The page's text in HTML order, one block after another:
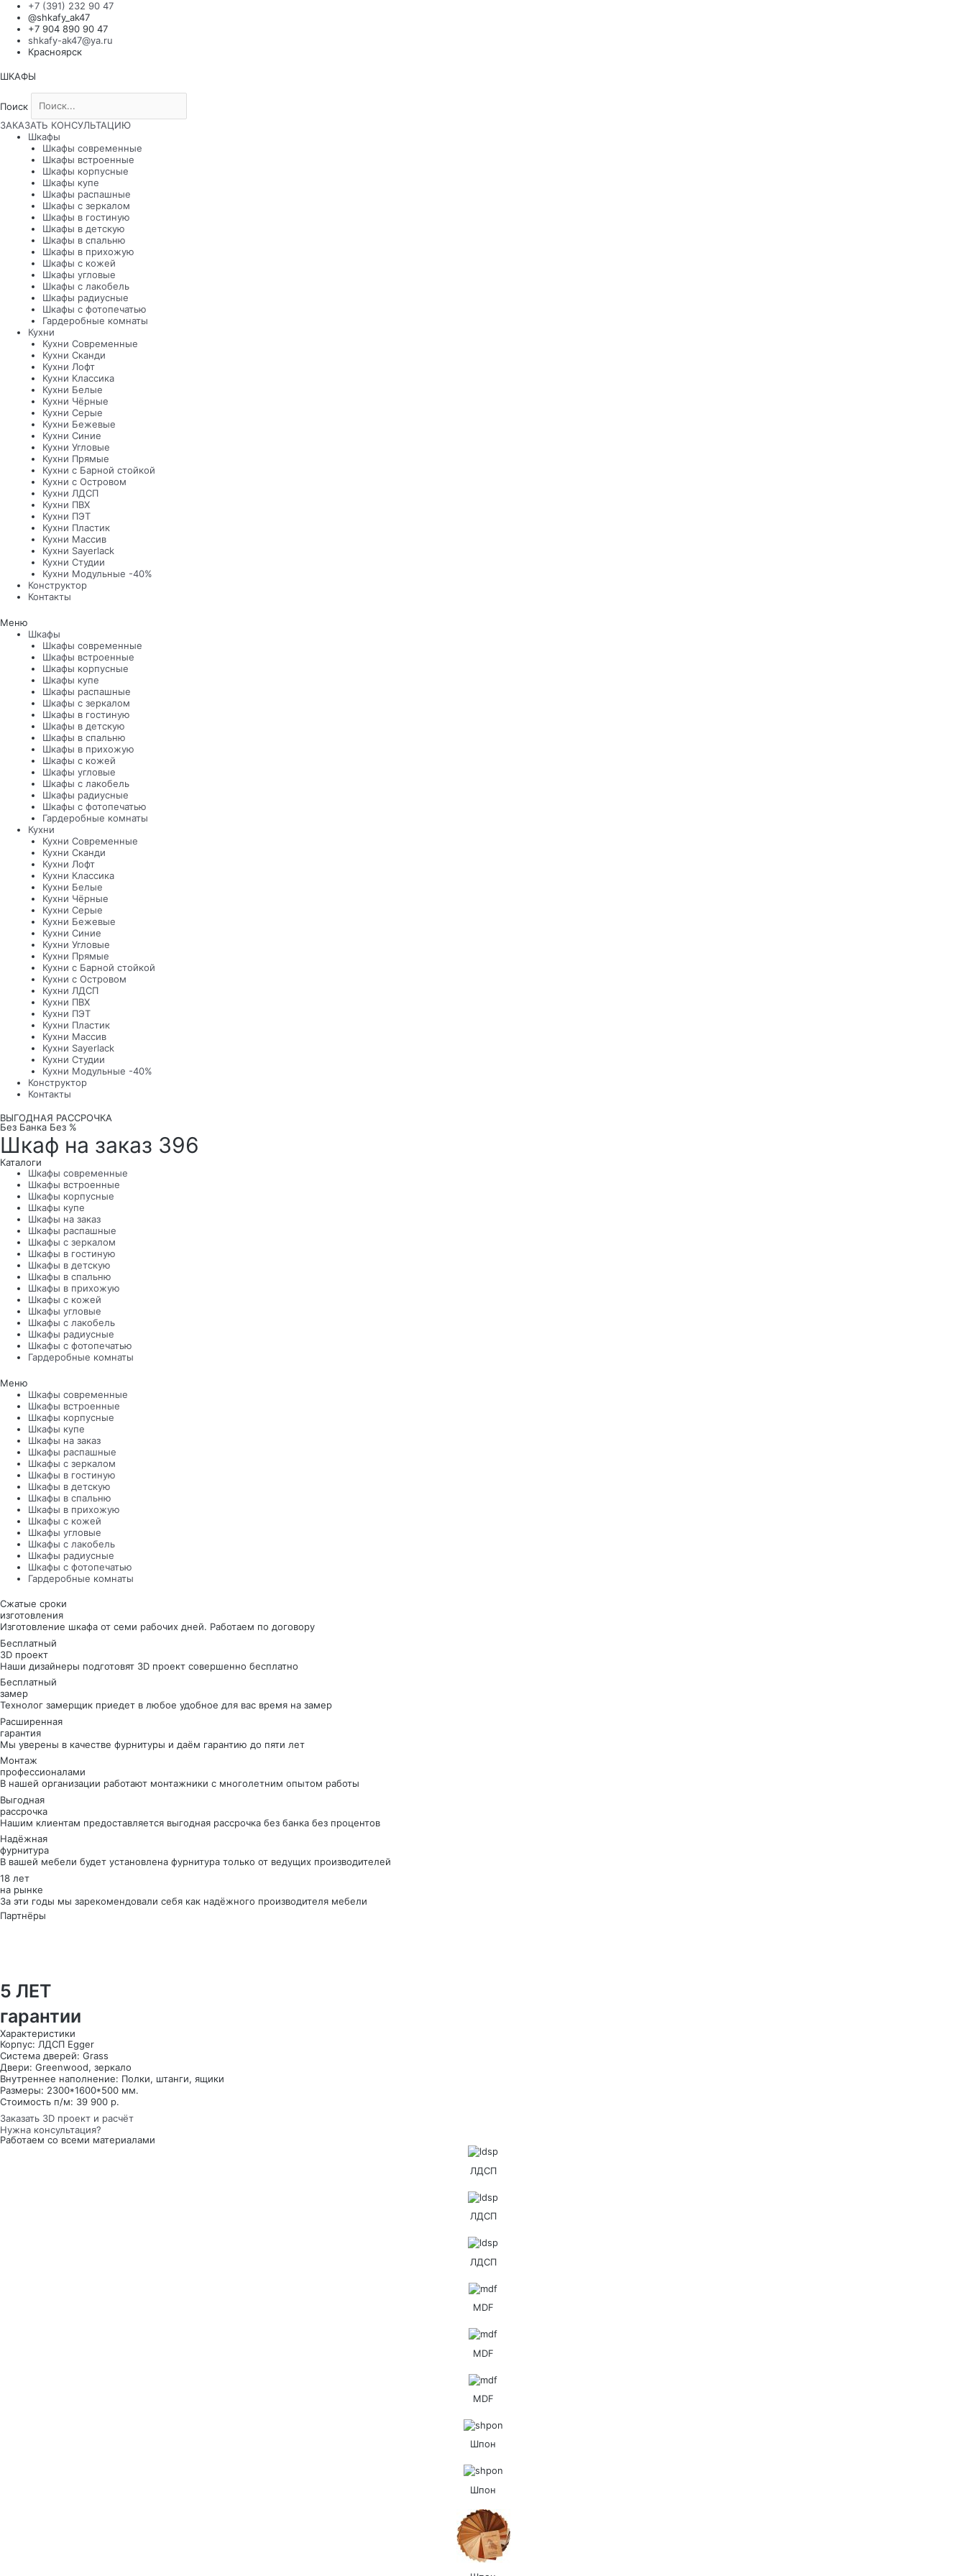
Перейти
содержимому
+7 (391) 232 90 47
@shkafy_ak47
+7 904 890 90 47
shkafy-ak47@ya.ru
Красноярск
ШКАФЫ
Поиск
ЗАКАЗАТЬ КОНСУЛЬТАЦИЮ
Шкафы
Шкафы современные
Шкафы встроенные
Шкафы корпусные
Шкафы купе
Шкафы распашные
Шкафы с зеркалом
Шкафы в гостиную
Шкафы в детскую
Шкафы в спальню
Шкафы в прихожую
Шкафы с кожей
Шкафы угловые
Шкафы с лакобель
Шкафы радиусные
Шкафы с фотопечатью
Гардеробные комнаты
Кухни
Кухни Современные
Кухни Сканди
Кухни Лофт
Кухни Классика
Кухни Белые
Кухни Чёрные
Кухни Серые
Кухни Бежевые
Кухни Синие
Кухни Угловые
Кухни Прямые
Кухни с Барной стойкой
Кухни с Островом
Кухни ЛДСП
Кухни ПВХ
Кухни ПЭТ
Кухни Пластик
Кухни Массив
Кухни Sayerlack
Кухни Студии
Кухни Модульные -40%
Конструктор
Контакты
Меню
Шкафы
Шкафы современные
Шкафы встроенные
Шкафы корпусные
Шкафы купе
Шкафы распашные
Шкафы с зеркалом
Шкафы в гостиную
Шкафы в детскую
Шкафы в спальню
Шкафы в прихожую
Шкафы с кожей
Шкафы угловые
Шкафы с лакобель
Шкафы радиусные
Шкафы с фотопечатью
Гардеробные комнаты
Кухни
Кухни Современные
Кухни Сканди
Кухни Лофт
Кухни Классика
Кухни Белые
Кухни Чёрные
Кухни Серые
Кухни Бежевые
Кухни Синие
Кухни Угловые
Кухни Прямые
Кухни с Барной стойкой
Кухни с Островом
Кухни ЛДСП
Кухни ПВХ
Кухни ПЭТ
Кухни Пластик
Кухни Массив
Кухни Sayerlack
Кухни Студии
Кухни Модульные -40%
Конструктор
Контакты
ВЫГОДНАЯ РАССРОЧКА
Без Банка Без %
Шкаф на заказ 396
Каталоги
Шкафы современные
Шкафы встроенные
Шкафы корпусные
Шкафы купе
Шкафы на заказ
Шкафы распашные
Шкафы с зеркалом
Шкафы в гостиную
Шкафы в детскую
Шкафы в спальню
Шкафы в прихожую
Шкафы с кожей
Шкафы угловые
Шкафы с лакобель
Шкафы радиусные
Шкафы с фотопечатью
Гардеробные комнаты
Меню
Шкафы современные
Шкафы встроенные
Шкафы корпусные
Шкафы купе
Шкафы на заказ
Шкафы распашные
Шкафы с зеркалом
Шкафы в гостиную
Шкафы в детскую
Шкафы в спальню
Шкафы в прихожую
Шкафы с кожей
Шкафы угловые
Шкафы с лакобель
Шкафы радиусные
Шкафы с фотопечатью
Гардеробные комнаты
Сжатые сроки
изготовления
Изготовление шкафа от семи рабочих дней. Работаем по договору
Бесплатный
3D проект
Наши дизайнеры подготовят 3D проект совершенно бесплатно
Бесплатный
замер
Технолог замерщик приедет в любое удобное для вас время на замер
Расширенная
гарантия
Мы уверены в качестве фурнитуры и даём гарантию до пяти лет
Монтаж
профессионалами
В нашей организации работают монтажники с многолетним опытом работы
Выгодная
рассрочка
Нашим клиентам предоставляется выгодная рассрочка без банка без процентов
Надёжная
фурнитура
В вашей мебели будет установлена фурнитура только от ведущих производителей
18 лет
на рынке
За эти годы мы зарекомендовали себя как надёжного производителя мебели
Партнёры
5 ЛЕТ
гарантии
Характеристики
Корпус: ЛДСП Egger
Система дверей: Grass
Двери: Greenwood, зеркало
Внутреннее наполнение: Полки, штанги, ящики
Размеры: 2300*1600*500 мм.
Стоимость п/м: 39 900 р.
Заказать 3D проект и расчёт
Нужна консультация?
Работаем со всеми материалами
ЛДСП
ЛДСП
ЛДСП
MDF
MDF
MDF
Шпон
Шпон